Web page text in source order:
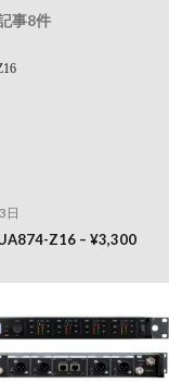
事8件
日
Z16 – ¥3,300